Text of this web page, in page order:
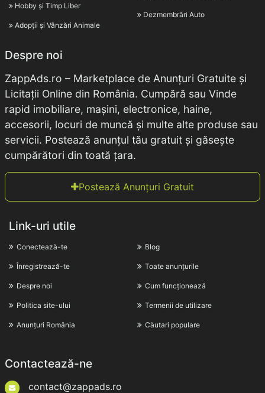
Hobby și Timp Liber
Adopții și Vânzări Animale
Dezmembrări Auto
Despre noi
ZappAds.ro – Marketplace de Anunțuri Gratuite și
Licitații Online din România. Cumpără sau Vinde
rapid imobiliare, mașini, electronice, haine,
accesorii, locuri de muncă și multe alte produse sau
servicii. Postează anunțul tău gratuit și găsește
cumpărători din toată țara.
Postează Anunțuri Gratuit
Link-uri utile
Conectează-te
Înregistrează-te
Despre noi
Politica site-ului
Anunțuri România
Blog
Toate anunțurile
Cum funcționează
Termenii de utilizare
Căutari populare
Contactează-ne
contact@zappads.ro